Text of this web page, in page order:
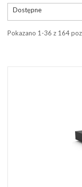
Dostępne
Pokazano 1-36 z 164